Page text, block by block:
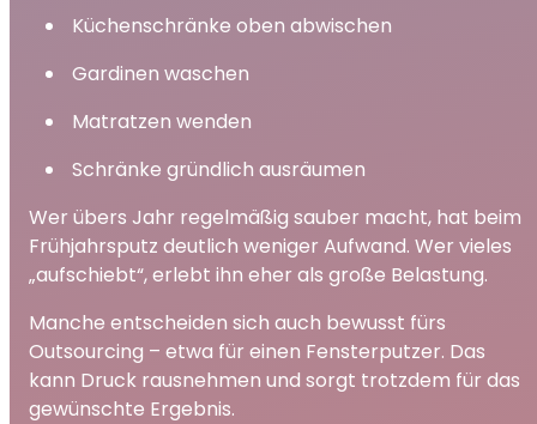
Küchenschränke oben abwischen
Gardinen waschen
Matratzen wenden
Schränke gründlich ausräumen
Wer übers Jahr regelmäßig sauber macht, hat beim
Frühjahrsputz deutlich weniger Aufwand. Wer vieles
„aufschiebt“, erlebt ihn eher als große Belastung.
Manche entscheiden sich auch bewusst fürs
Outsourcing – etwa für einen Fensterputzer. Das
kann Druck rausnehmen und sorgt trotzdem für das
gewünschte Ergebnis.